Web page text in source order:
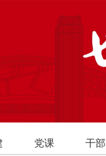
党课 干部